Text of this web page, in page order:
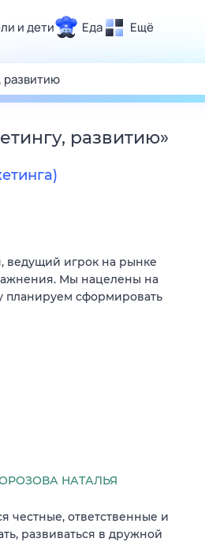
и дети Еда Ещё
и отдых
вместе
развитию»
ведущий игрок на рынке
Мы нацелены на
планируем сформировать
НАТАЛЬЯ
честные, ответственные и
развиваться в дружной